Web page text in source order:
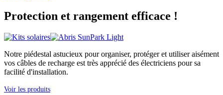
Protection et rangement efficace !
Notre piédestal astucieux pour organiser, protéger et utiliser aisément
vos câbles de recharge est très apprécié des électriciens pour sa
facilité d'installation.
Voir les produits